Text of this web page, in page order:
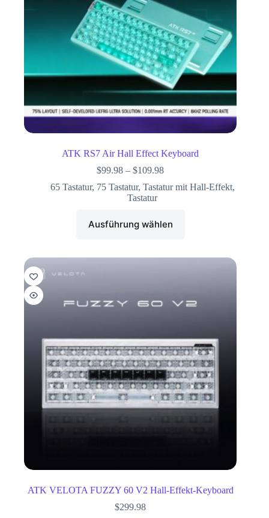
ATK RS7 Air Hall Effect Keyboard
$99.98 –$109.98
65 Tastatur, 75 Tastatur, Tastatur mit Hall-Effekt,
Tastatur
Ausführung wählen
ATK VELOTA FUZZY 60 V2 Hall-Effekt-Keyboard
$299.98